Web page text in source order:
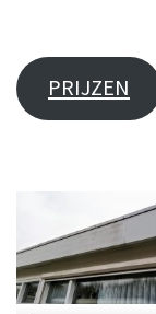
PRIJZEN